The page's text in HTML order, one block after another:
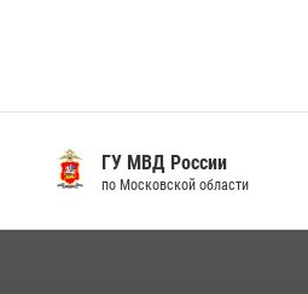
ГУ МВД России
по Московской области